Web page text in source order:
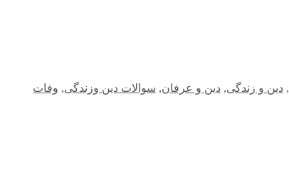
, دین و زندگی, دین و عرفان, سوالات دین وزندگی, وفات